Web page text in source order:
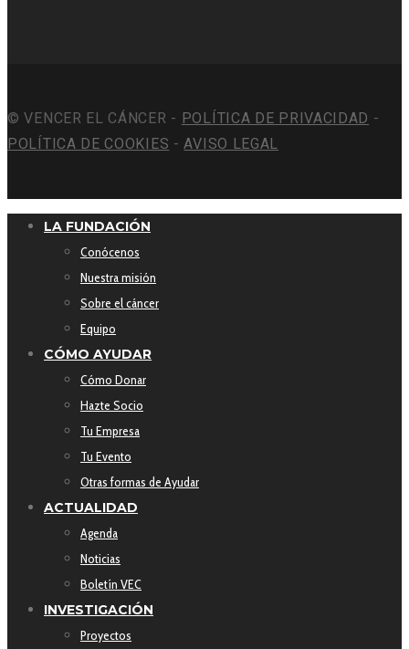
© VENCER EL CÁNCER - POLÍTICA DE PRIVACIDAD -
POLÍTICA DE COOKIES -AVISO LEGAL
LA FUNDACIÓN
Conócenos
Nuestra misión
Sobre el cáncer
Equipo
CÓMO AYUDAR
Cómo Donar
Hazte Socio
Tu Empresa
Tu Evento
Otras formas de Ayudar
ACTUALIDAD
Agenda
Noticias
Boletín VEC
INVESTIGACIÓN
Proyectos